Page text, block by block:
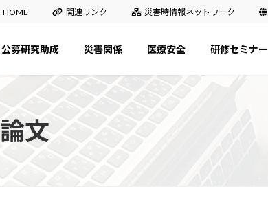
HOME 関連リンク 災害時情報ネットワーク
公募研究助成 災害関係 医療安全 研修セミナー
論文